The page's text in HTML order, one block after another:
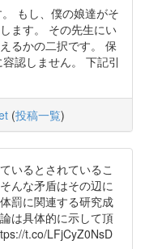
もし、僕の娘達がそ
ます。 その先生にい
るかの二択です。 保
認しません。 下記引
(投稿一覧)
いるとされているこ
んな矛盾はその辺に
罰に関連する研究成
は具体的に示して頂
t.co/LFjCyZ0NsD